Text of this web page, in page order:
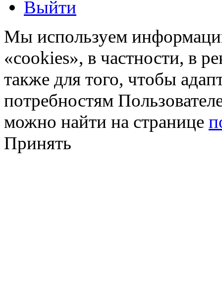
Выйти
Мы используем
«cookies», в частности, в
также для того, чтобы
потребностям
можно найти на странице
Принять